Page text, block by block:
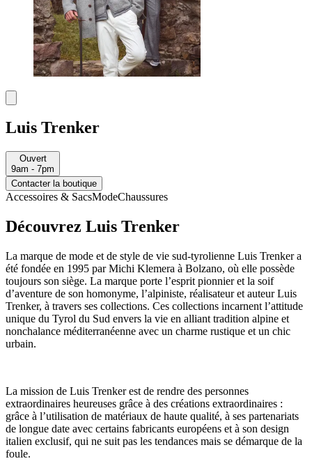
Luis Trenker
Ouvert
9am - 7pm
Contacter la boutique
Accessoires & SacsModeChaussures
Découvrez Luis Trenker
La marque de mode et de style de vie sud-tyrolienne Luis Trenker a
été fondée en 1995 par Michi Klemera à Bolzano, où elle possède
toujours son siège. La marque porte l’esprit pionnier et la soif
d’aventure de son homonyme, l’alpiniste, réalisateur et auteur Luis
Trenker, à travers ses collections. Ces collections incarnent l’attitude
unique du Tyrol du Sud envers la vie en alliant tradition alpine et
nonchalance méditerranéenne avec un charme rustique et un chic
urbain.
La mission de Luis Trenker est de rendre des personnes
extraordinaires heureuses grâce à des créations extraordinaires :
grâce à l’utilisation de matériaux de haute qualité, à ses partenariats
de longue date avec certains fabricants européens et à son design
italien exclusif, qui ne suit pas les tendances mais se démarque de la
foule.